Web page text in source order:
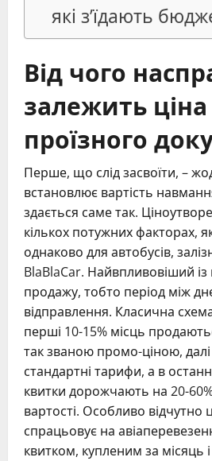
які з’їдають
Від чого
залежить ціна
проїзного
Перше, що слід засвоїти, –
встановлює вартість
здається саме так.
кількох потужних факторах,
однаково для автобусів,
BlaBlaCar. Найвпливовіший із
продажу, тобто період між
відправлення. Класична
перші 10-15% місць
так званою промо-ціною,
стандартні тарифи, а в
квитки дорожчають на 20-60%
вартості. Особливо відчутно
спрацьовує на
квитком, купленим за місяць